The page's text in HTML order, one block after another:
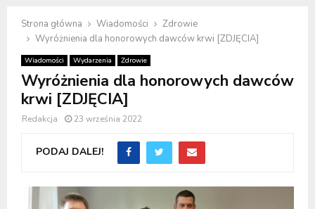
Strona główna Wiadomości
Zdrowie
Wyróżnienia dla honorowych dawców krwi [ZDJĘCIA]
Wiadomości Wydarzenia Zdrowie
Wyróżnienia dla honorowych dawców
krwi [ZDJĘCIA]
Redakcja 23 września 2022
PODAJ DALEJ!